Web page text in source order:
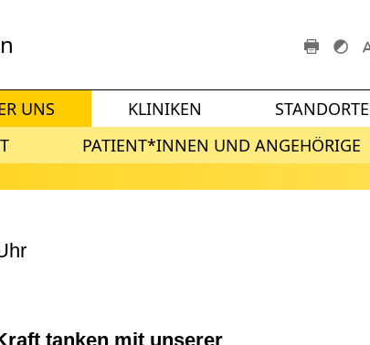
UNS KLINIKEN STANDORTE
PATIENT*INNEN UND ANGEHÖRIGE
tanken mit unserer